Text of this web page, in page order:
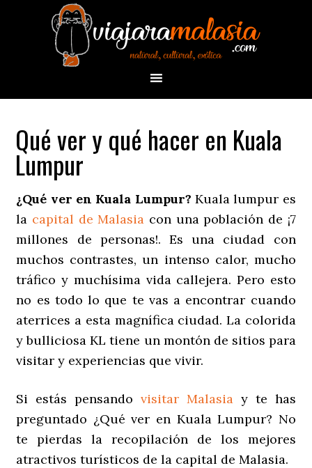
Qué ver y qué hacer en Kuala
Lumpur
¿Qué ver en Kuala Lumpur? Kuala lumpur es
la capital de Malasia con una población de ¡7
millones de personas!. Es una ciudad con
muchos contrastes, un intenso calor, mucho
tráfico y muchísima vida callejera. Pero esto
no es todo lo que te vas a encontrar cuando
aterrices a esta magnífica ciudad. La colorida
y bulliciosa KL tiene un montón de sitios para
visitar y experiencias que vivir.
Si estás pensandovisitar Malasiay te has
preguntado ¿Qué ver en Kuala Lumpur? No
te pierdas la recopilación de los mejores
atractivos turísticos de la capital de Malasia.